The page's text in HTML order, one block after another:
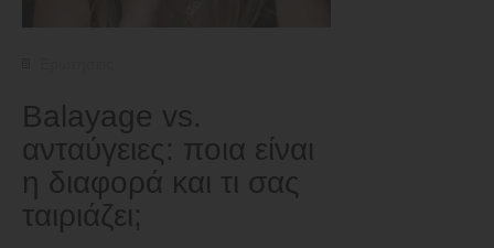
Balayage vs.
ανταύγειες: ποια είναι
η διαφορά και τι σας
ταιριάζει;